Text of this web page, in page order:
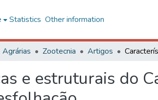
Statistics Other information
Agrárias Zootecnia Artigos
e estruturais do